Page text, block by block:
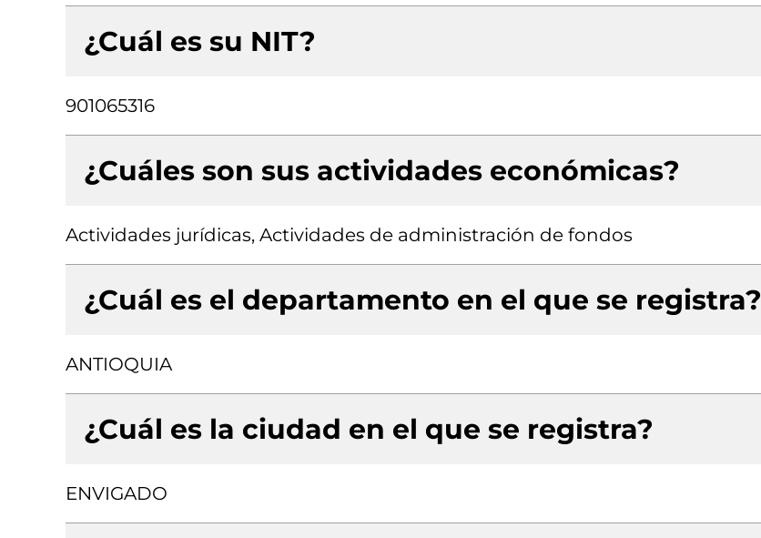
¿Cuál es su NIT?
901065316
¿Cuáles son sus actividades económicas?
Actividades jurídicas, Actividades de administración de fondos
¿Cuál es el departamento en el que se registra?
ANTIOQUIA
¿Cuál es la ciudad en el que se registra?
ENVIGADO